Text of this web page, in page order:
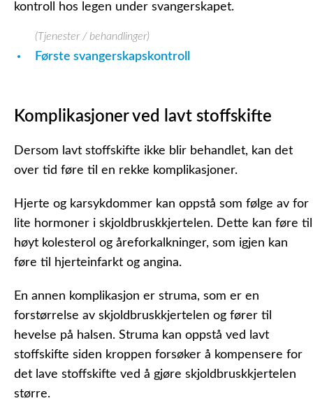
kontroll hos legen under svangerskapet.
(Tjenester / behandlinger)
Første svangerskapskontroll
Komplikasjoner ved lavt stoffskifte
Dersom lavt stoffskifte ikke blir behandlet, kan det
over tid føre til en rekke komplikasjoner.
Hjerte og karsykdommer kan oppstå som følge av for
lite hormoner i skjoldbruskkjertelen. Dette kan føre til
høyt kolesterol og åreforkalkninger, som igjen kan
føre til hjerteinfarkt og angina.
En annen komplikasjon er struma, som er en
forstørrelse av skjoldbruskkjertelen og fører til
hevelse på halsen. Struma kan oppstå ved lavt
stoffskifte siden kroppen forsøker å kompensere for
det lave stoffskifte ved å gjøre skjoldbruskkjertelen
større.